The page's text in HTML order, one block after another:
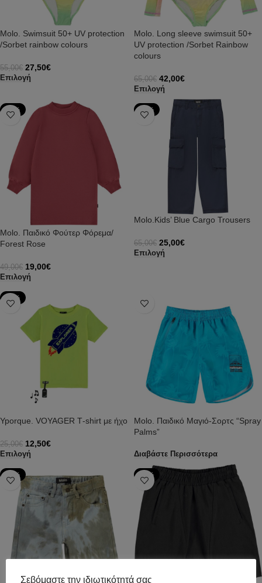
Molo. Swimsuit 50+ UV protection
/Sorbet rainbow colours
55,00€ 27,50€
Επιλογή
Molo. Long sleeve swimsuit 50+
UV protection /Sorbet Rainbow
colours
65,00€ 42,00€
Επιλογή
-61%
Molo. Παιδικό Φούτερ Φόρεμα/
Forest Rose
49,00€ 19,00€
Επιλογή
-62%
Molo.Kids’ Blue Cargo Trousers
65,00€ 25,00€
Επιλογή
-50%
Yporque. VOYAGER Τ-shirt με ήχο
25,00€ 12,50€
Επιλογή
Molo. Παιδικό Μαγιό-Σορτς “Spray
Palms”
Διαβάστε Περισσότερα
-50% -50%
Σεβόμαστε την ιδιωτικότητά σας